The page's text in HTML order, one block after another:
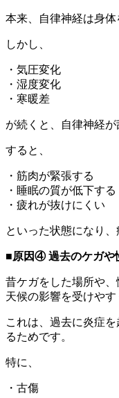
本来、自律神経は身体
しかし、
・気圧変化
・湿度変化
・寒暖差
が続くと、自律神経が
すると、
・筋肉が緊張する
・睡眠の質が低下する
・疲れが抜けにくい
といった状態になり、
■原因④ 過去のケガや
昔ケガをした場所や、
天候の影響を受けやす
これは、過去に炎症
るためです。
特に、
・古傷